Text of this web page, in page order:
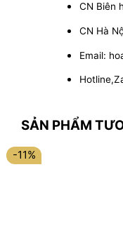
CN Biên
CN Hà
Email:
SẢN PHẨM
-11%